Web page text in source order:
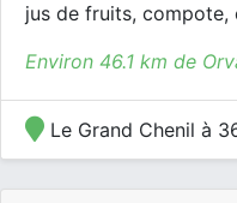
jus de fruits, compote,
Environ 46.1 km de
Le Grand Chenil à